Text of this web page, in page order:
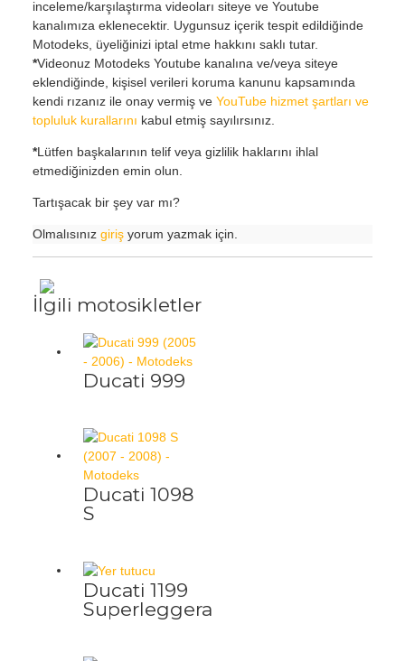
inceleme/karşılaştırma videoları siteye ve Youtube
kanalımıza eklenecektir. Uygunsuz içerik tespit edildiğinde
Motodeks, üyeliğinizi iptal etme hakkını saklı tutar.
*Videonuz Motodeks Youtube kanalına ve/veya siteye
eklendiğinde, kişisel verileri koruma kanunu kapsamında
kendi rızanız ile onay vermiş ve YouTube hizmet şartları ve
topluluk kurallarını kabul etmiş sayılırsınız.
*Lütfen başkalarının telif veya gizlilik haklarını ihlal
etmediğinizden emin olun.
Tartışacak bir şey var mı?
Olmalısınız girişyorum yazmak için.
İlgili motosikletler
Ducati 999
Ducati 1098
S
Ducati 1199
Superleggera